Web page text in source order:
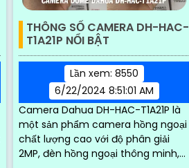
THÔNG SỐ CAMERA DH-HAC-
T1A21P NỔI BẬT
Lần xem: 8550
6/22/2024 8:51:01 AM
Camera Dahua DH-HAC-T1A21P là
một sản phẩm camera hồng ngoại
chất lượng cao với độ phân giải
2MP, đèn hồng ngoại thông minh,